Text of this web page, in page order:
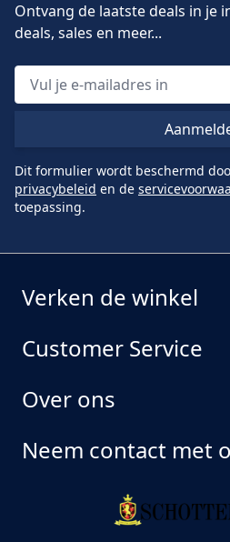
Ontvang de laatste deals in je
deals, sales en meer...
Dit formulier wordt beschermd
privacybeleid en de
toepassing.
Verken de winkel
Customer Service
Over ons
Neem contact met